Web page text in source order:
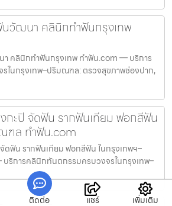
วัฒนา คลินิกทำฟันกรุงเทพ
คลินิกทำฟันกรุงเทพ ทำฟัน.com — บริการ
ในกรุงเทพ–ปริมณฑล: ตรวจสุขภาพช่องปาก,
กะปิ จัดฟัน รากฟันเทียม ฟอกสีฟัน
ฑล ทำฟัน.com
ดฟัน รากฟันเทียม ฟอกสีฟัน ในกรุงเทพฯ–
การคลินิกทันตกรรมครบวงจรในกรุงเทพ–
ติดต่อ แชร์ เพิ่มเติม